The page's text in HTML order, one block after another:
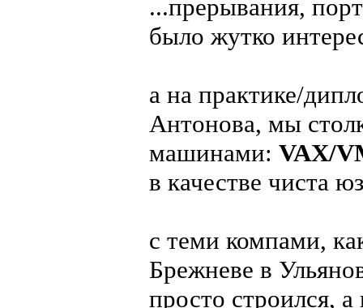
...прерывания,
было жутко
а на практике/
Антонова, мы
машинами: VAX/
в качестве чиста
с теми компами,
Брежневе в
просто строился,